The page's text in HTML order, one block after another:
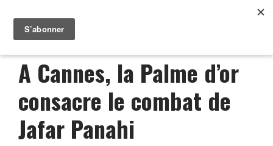
A Cannes, la Palme d’or
consacre le combat de
Jafar Panahi